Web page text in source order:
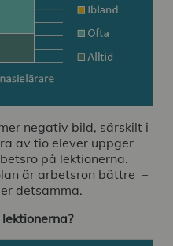
negativ bild, särskilt i
av tio elever uppger
på lektionerna.
är arbetsron bättre –
detsamma.